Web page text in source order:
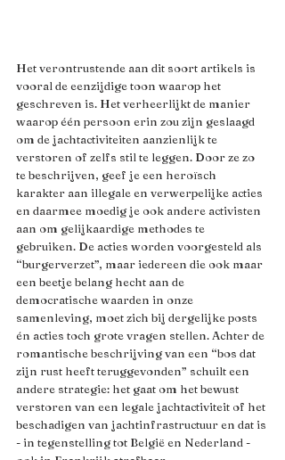
Het verontrustende aan dit soort artikels is
vooral de eenzijdige toon waarop het
geschreven is. Het verheerlijkt de manier
waarop één persoon erin zou zijn geslaagd
om de jachtactiviteiten aanzienlijk te
verstoren of zelfs stil te leggen. Door ze zo
te beschrijven, geef je een heroïsch
karakter aan illegale en verwerpelijke acties
en daarmee moedig je ook andere activisten
aan om gelijkaardige methodes te
gebruiken. De acties worden voorgesteld als
“burgerverzet”, maar iedereen die ook maar
een beetje belang hecht aan de
democratische waarden in onze
samenleving, moet zich bij dergelijke posts
én acties toch grote vragen stellen. Achter de
romantische beschrijving van een “bos dat
zijn rust heeft teruggevonden” schuilt een
andere strategie: het gaat om het bewust
verstoren van een legale jachtactiviteit of het
beschadigen van jachtinfrastructuur en dat is
- in tegenstelling tot België en Nederland -